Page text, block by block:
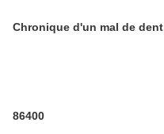
Chronique d'un mal de dent
86400